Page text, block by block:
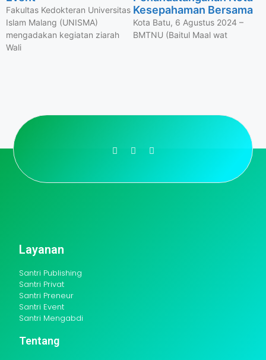
Fakultas Kedokteran Universitas
Islam Malang (UNISMA)
mengadakan kegiatan ziarah
Wali
Kesepahaman Bersama
Kota Batu, 6 Agustus 2024 –
BMTNU (Baitul Maal wat
Layanan
Santri Publishing
Santri Privat
Santri Preneur
Santri Event
Santri Mengabdi
Tentang